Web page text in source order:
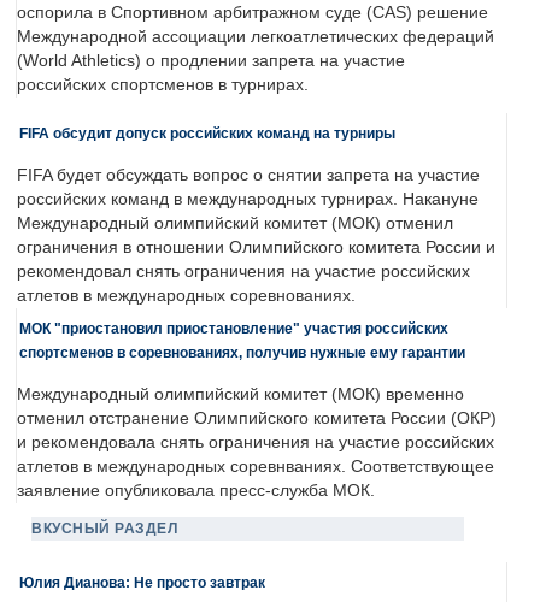
оспорила в Спортивном арбитражном суде (CAS) решение
Международной ассоциации легкоатлетических федераций
(World Athletics) о продлении запрета на участие
российских спортсменов в турнирах.
FIFA обсудит допуск российских команд на турниры
FIFA будет обсуждать вопрос о снятии запрета на участие
российских команд в международных турнирах. Накануне
Международный олимпийский комитет (МОК) отменил
ограничения в отношении Олимпийского комитета России и
рекомендовал снять ограничения на участие российских
атлетов в международных соревнованиях.
МОК "приостановил приостановление" участия российских
спортсменов в соревнованиях, получив нужные ему гарантии
Международный олимпийский комитет (МОК) временно
отменил отстранение Олимпийского комитета России (ОКР)
и рекомендовала снять ограничения на участие российских
атлетов в международных соревнваниях. Соответствующее
заявление опубликовала пресс-служба МОК.
ВКУСНЫЙ РАЗДЕЛ
Юлия Дианова: Не просто завтрак